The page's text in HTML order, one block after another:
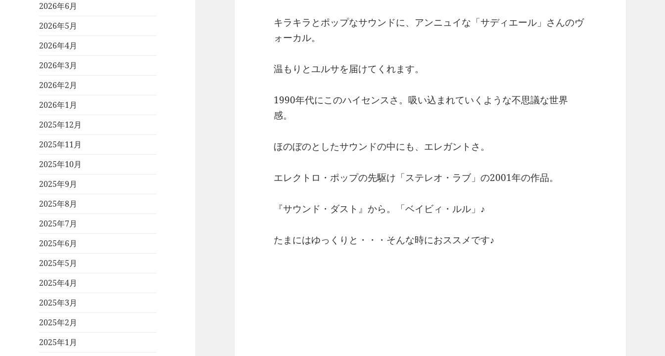
2026年6月
2026年5月
2026年4月
2026年3月
2026年2月
2026年1月
2025年12月
2025年11月
2025年10月
2025年9月
2025年8月
2025年7月
2025年6月
2025年5月
2025年4月
2025年3月
2025年2月
2025年1月
キラキラとポップなサウンドに、アンニュイな「サディエール」さんのヴ
ォーカル。
温もりとユルサを届けてくれます。
1990年代にこのハイセンスさ。吸い込まれていくような不思議な世界
感。
ほのぼのとしたサウンドの中にも、エレガントさ。
エレクトロ・ポップの先駆け「ステレオ・ラブ」の2001年の作品。
『サウンド・ダスト』から。「ベイビィ・ルル」♪
たまにはゆっくりと・・・そんな時におススメです♪